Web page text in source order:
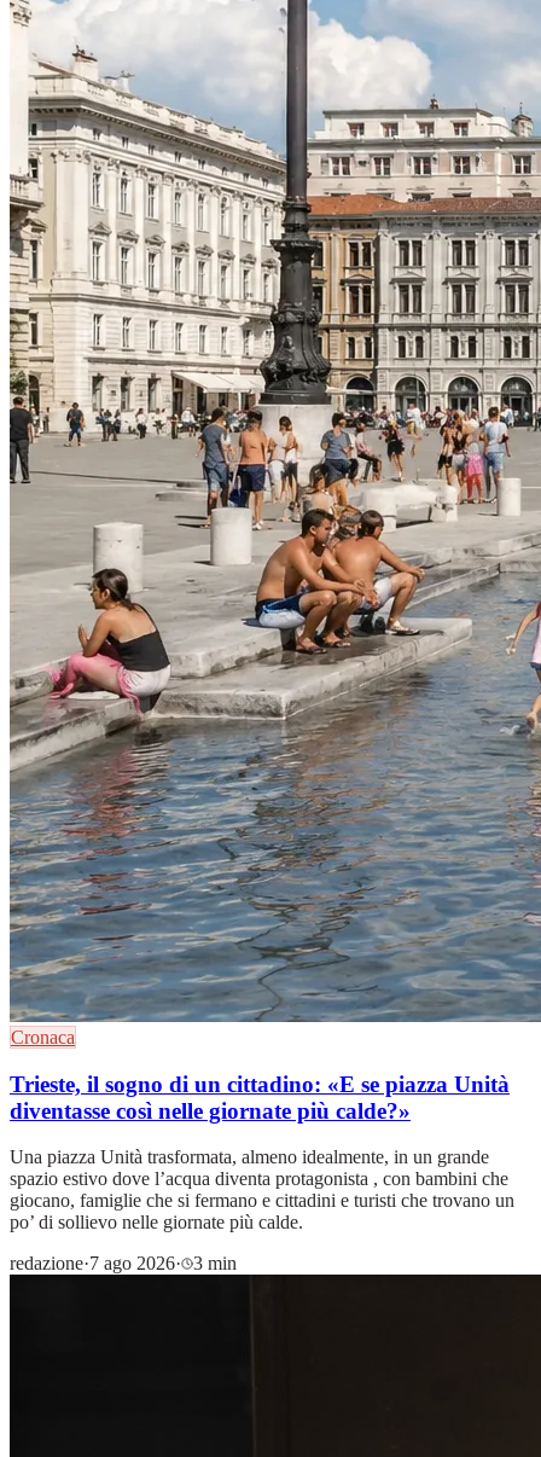
Cronaca
Trieste, il sogno di un cittadino: «E se piazza Unità
diventasse così nelle giornate più calde?»
Una piazza Unità trasformata, almeno idealmente, in un grande
spazio estivo dove l’acqua diventa protagonista , con bambini che
giocano, famiglie che si fermano e cittadini e turisti che trovano un
po’ di sollievo nelle giornate più calde.
redazione·7 ago 2026· 3 min